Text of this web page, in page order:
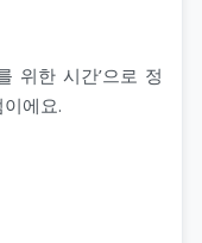
위한 시간’으로 정
에요.